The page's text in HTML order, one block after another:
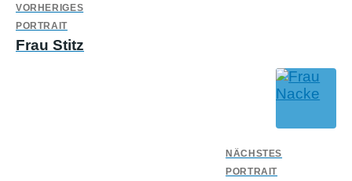
VORHERIGES
PORTRAIT
Frau Stitz
NÄCHSTES
PORTRAIT